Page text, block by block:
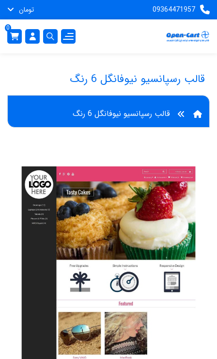
09364471957 تومان
0
قالب رسپانسیو نیوفانگل 6 رنگ
قالب رسپانسیو نیوفانگل 6 رنگ